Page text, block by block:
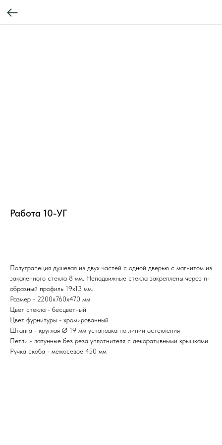
Работа 10-УГ
Полутрапеция душевая из двух частей с одной дверью с магнитом из
закаленного стекла 8 мм. Неподвижные стекла закреплены через п-
образный профиль 19х13 мм.
Размер - 2200х760х470 мм
Цвет стекла - бесцветный
Цвет фурнитуры - хромированный
Штанга - круглая Ø 19 мм установка по линии остекления
Петли - латунные без реза уплотнителя с декоративными крышками
Ручка скоба - межосевое 450 мм